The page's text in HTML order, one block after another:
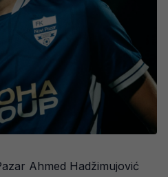
Ahmed Hadžimujović